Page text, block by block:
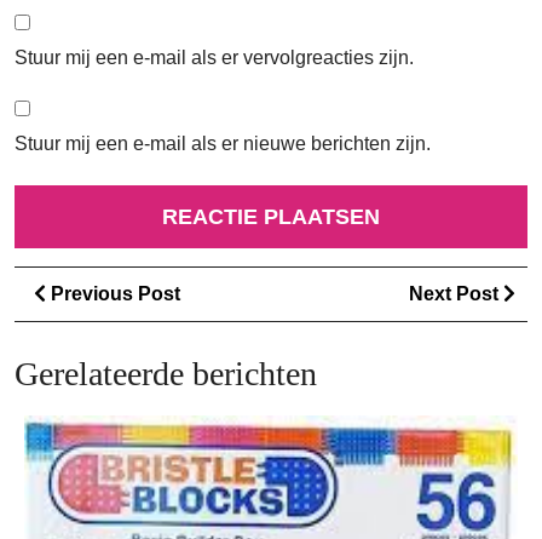
Stuur mij een e-mail als er vervolgreacties zijn.
Stuur mij een e-mail als er nieuwe berichten zijn.
Berichtnavigatie
Previous PostPrevious
Post
Next Post
Gerelateerde berichten